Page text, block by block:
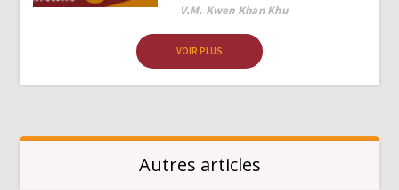
Author
V.M. Kwen Khan Khu
VOIR PLUS
Autres articles